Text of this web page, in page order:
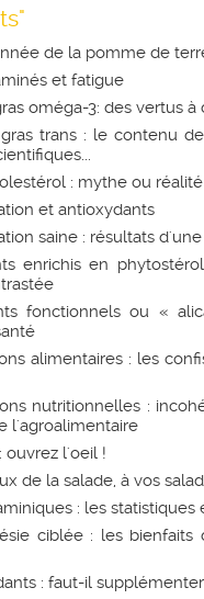
de la pomme de
et fatigue
oméga-3: des vertus à
trans : le contenu
: mythe ou réalité
et antioxydants
saine : résultats
enrichis en
fonctionnels ou «
alimentaires : les
nutritionnelles :
l'agroalimentaire
ouvrez l'oeil !
de la salade, à vos
: les statistiques
ciblée : les
: faut-il